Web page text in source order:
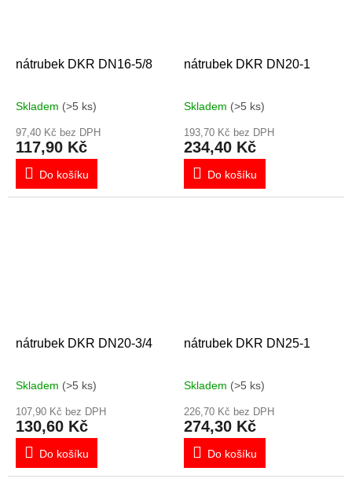
nátrubek DKR DN16-5/8
Skladem (>5 ks)
97,40 Kč bez DPH
117,90 Kč
Do košíku
nátrubek DKR DN20-1
Skladem (>5 ks)
193,70 Kč bez DPH
234,40 Kč
Do košíku
nátrubek DKR DN20-3/4
Skladem (>5 ks)
107,90 Kč bez DPH
130,60 Kč
Do košíku
nátrubek DKR DN25-1
Skladem (>5 ks)
226,70 Kč bez DPH
274,30 Kč
Do košíku